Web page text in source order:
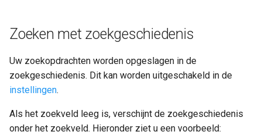
Zoeken met zoekgeschiedenis
Uw zoekopdrachten worden opgeslagen in de
zoekgeschiedenis. Dit kan worden uitgeschakeld in de
instellingen.
Als het zoekveld leeg is, verschijnt de zoekgeschiedenis
onder het zoekveld. Hieronder ziet u een voorbeeld: